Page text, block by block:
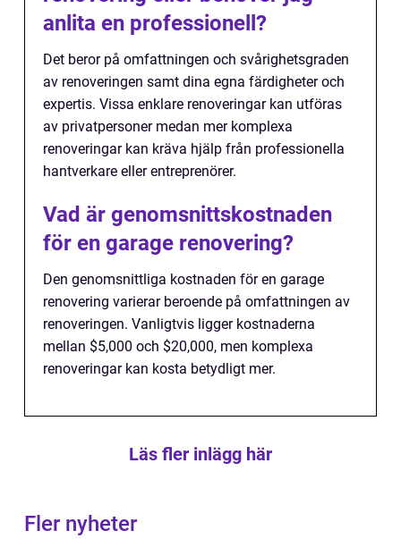
anlita en professionell?
Det beror på omfattningen och svårighetsgraden
av renoveringen samt dina egna färdigheter och
expertis. Vissa enklare renoveringar kan utföras
av privatpersoner medan mer komplexa
renoveringar kan kräva hjälp från professionella
hantverkare eller entreprenörer.
Vad är genomsnittskostnaden
för en garage renovering?
Den genomsnittliga kostnaden för en garage
renovering varierar beroende på omfattningen av
renoveringen. Vanligtvis ligger kostnaderna
mellan $5,000 och $20,000, men komplexa
renoveringar kan kosta betydligt mer.
Läs fler inlägg här
Fler nyheter